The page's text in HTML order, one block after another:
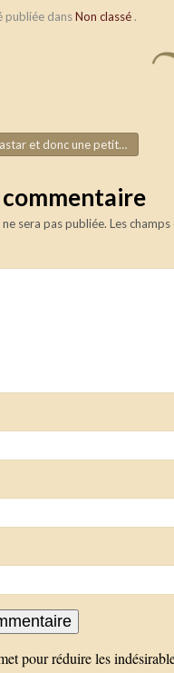
publiée dansNon classé .
l'article
une petite promenade pour Juillet
commentaire
sera pas publiée. Les
pour réduire les